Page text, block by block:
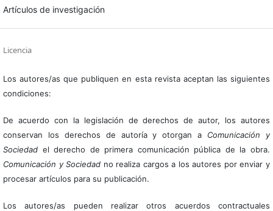
Artículos de investigación
Licencia
Los autores/as que publiquen en esta revista aceptan las siguientes
condiciones:
De acuerdo con la legislación de derechos de autor, los autores
conservan los derechos de autoría y otorgan a Comunicación y
Sociedadel derecho de primera comunicación pública de la obra.
Comunicación y Sociedad no realiza cargos a los autores por enviar y
procesar artículos para su publicación.
Los autores/as pueden realizar otros acuerdos contractuales